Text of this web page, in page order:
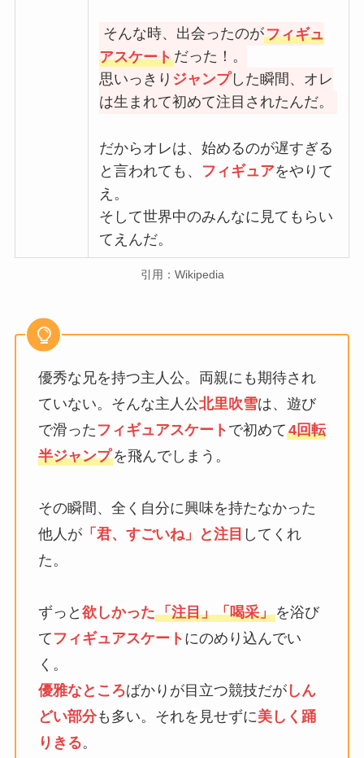
そんな時、出会ったのがフィギュ
アスケートだった！。
思いっきり ジャンプした瞬間、オレ
は生まれて初めて注目されたんだ。
だからオレは、始めるのが遅すぎる
と言われても、 フィギュアをやりて
え。
そして世界中のみんなに見てもらい
てえんだ。
引用：Wikipedia
優秀な兄を持つ主人公。両親にも期待され
ていない。そんな主人公北里吹雪は、遊び
で滑った フィギュアスケート で初めて4回転
半ジャンプを飛んでしまう。
その瞬間、全く自分に興味を持たなかった
他人が「君、すごいね」と注目 してくれ
た。
ずっと 欲しかった「注目」「喝采」を浴び
て フィギュアスケート にのめり込んでい
く。
優雅なところばかりが目立つ競技だがしん
どい部分も多い。それを見せずに美しく踊
りきる。